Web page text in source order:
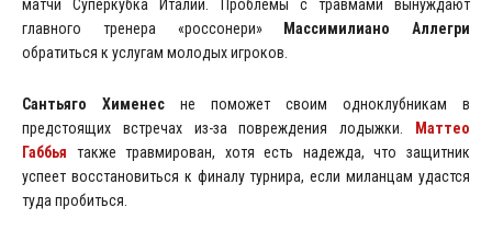
матчи Суперкубка Италии. Проблемы с травмами вынуждают
главного тренера «россонери»
Массимилиано Аллегри
обратиться к услугам молодых игроков.
Сантьяго Хименес не поможет своим одноклубникам в
предстоящих встречах из-за повреждения лодыжки.
Маттео
Габбья также травмирован, хотя есть надежда, что защитник
успеет восстановиться к финалу турнира, если миланцам удастся
туда пробиться.